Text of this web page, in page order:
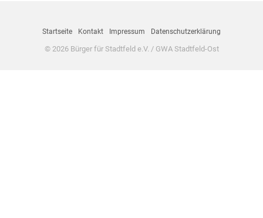
Startseite Kontakt Impressum Datenschutzerklärung
© 2026 Bürger für Stadtfeld e.V. / GWA Stadtfeld-Ost